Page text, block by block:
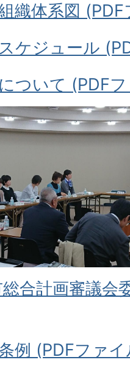
織体系図
ケジュール
ついて (PDF
合計画審議会
例 (PDFファ